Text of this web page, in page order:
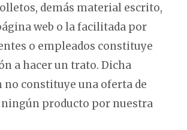
demás material escrito,
web o la facilitada por
o empleados constituye
a hacer un trato. Dicha
constituye una oferta de
producto por nuestra